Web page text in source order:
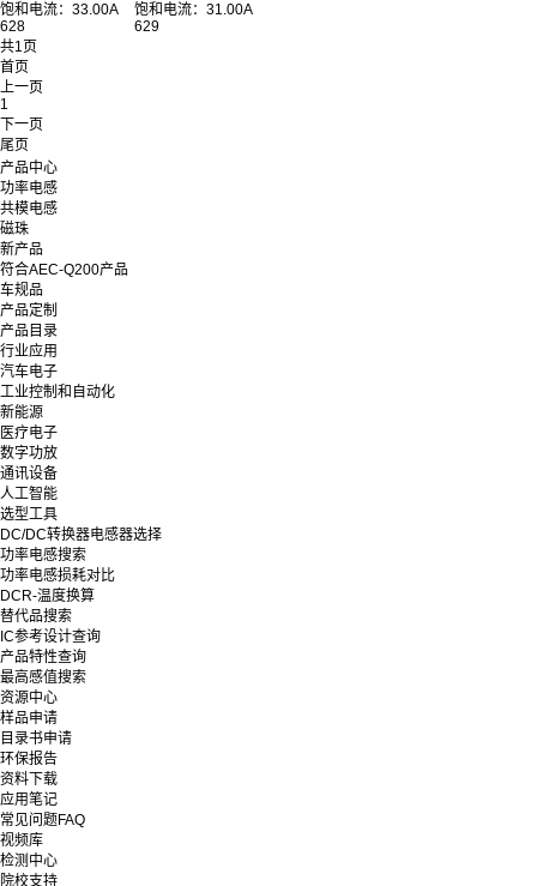
饱和电流：33.00A
628
饱和电流：31.00A
629
共1页
首页
上一页
1
下一页
尾页
产品中心
功率电感
共模电感
磁珠
新产品
符合AEC-Q200产品
车规品
产品定制
产品目录
行业应用
汽车电子
工业控制和自动化
新能源
医疗电子
数字功放
通讯设备
人工智能
选型工具
DC/DC转换器电感器选择
功率电感搜索
功率电感损耗对比
DCR-温度换算
替代品搜索
IC参考设计查询
产品特性查询
最高感值搜索
资源中心
样品申请
目录书申请
环保报告
资料下载
应用笔记
常见问题FAQ
视频库
检测中心
院校支持